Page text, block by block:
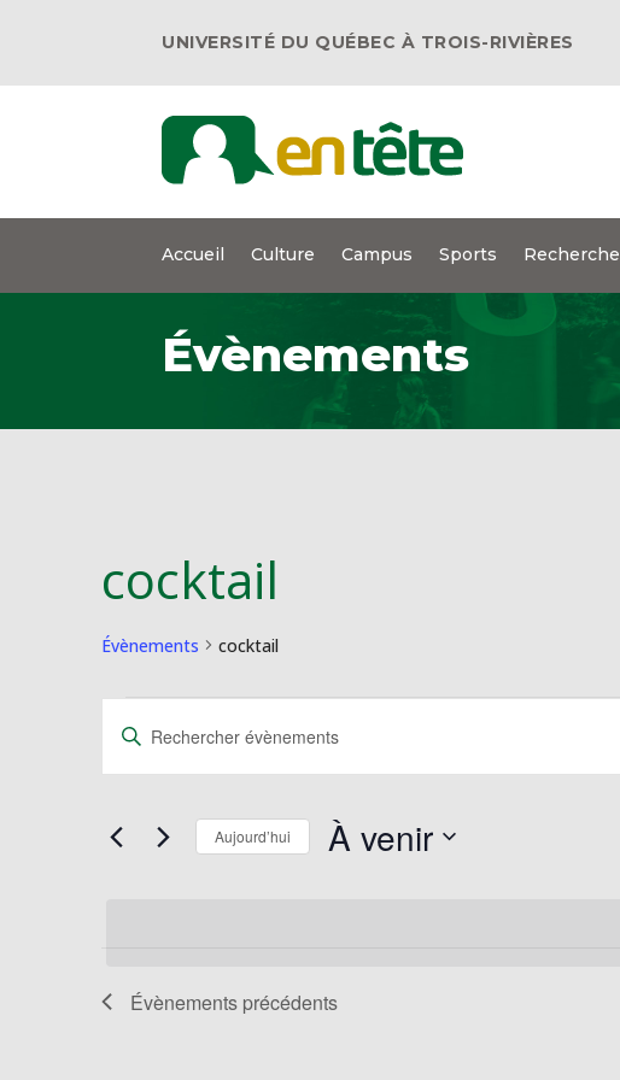
UNIVERSITÉ DU QUÉBEC À TROIS-RIVIÈRES
Accueil Culture Campus Sports Recherche
Évènements
cocktail
Évènements cocktail
Évènements
et
navigation
vues
Saisir
mot-
clé.
Évènements
Aujourd’hui À venir
Évènements précédents